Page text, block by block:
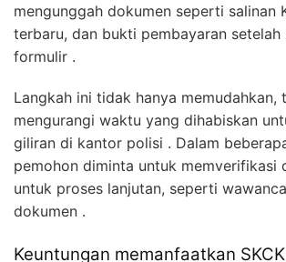
mengunggah dokumen seperti salinan
terbaru, dan bukti pembayaran setelah
formulir .
Langkah ini tidak hanya memudahkan,
mengurangi waktu yang dihabiskan
giliran di kantor polisi . Dalam
pemohon diminta untuk memverifikasi
untuk proses lanjutan, seperti
dokumen .
Keuntungan memanfaatkan